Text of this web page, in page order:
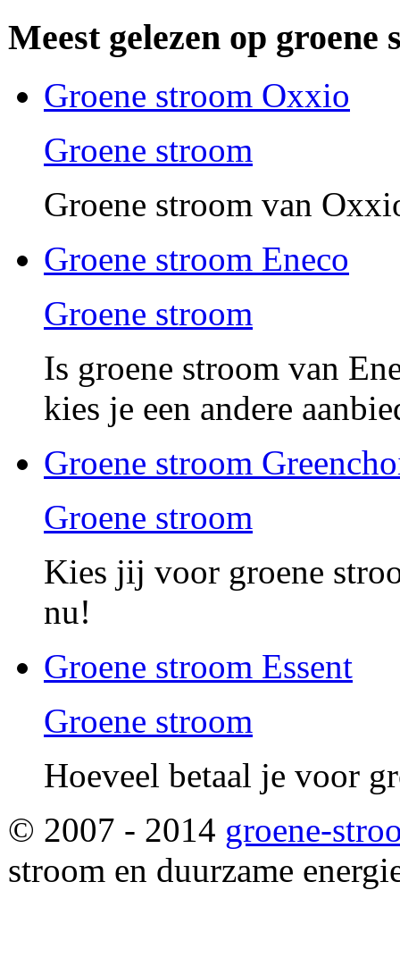
Meest gelezen op groene
Groene stroom Oxxio
Groene stroom
Groene stroom van
Groene stroom Eneco
Groene stroom
Is groene stroom van
kies je een andere
Groene stroom
Groene stroom
Kies jij voor groene
nu!
Groene stroom Essent
Groene stroom
Hoeveel betaal je voor
© 2007 - 2014 groene-
stroom en duurzame